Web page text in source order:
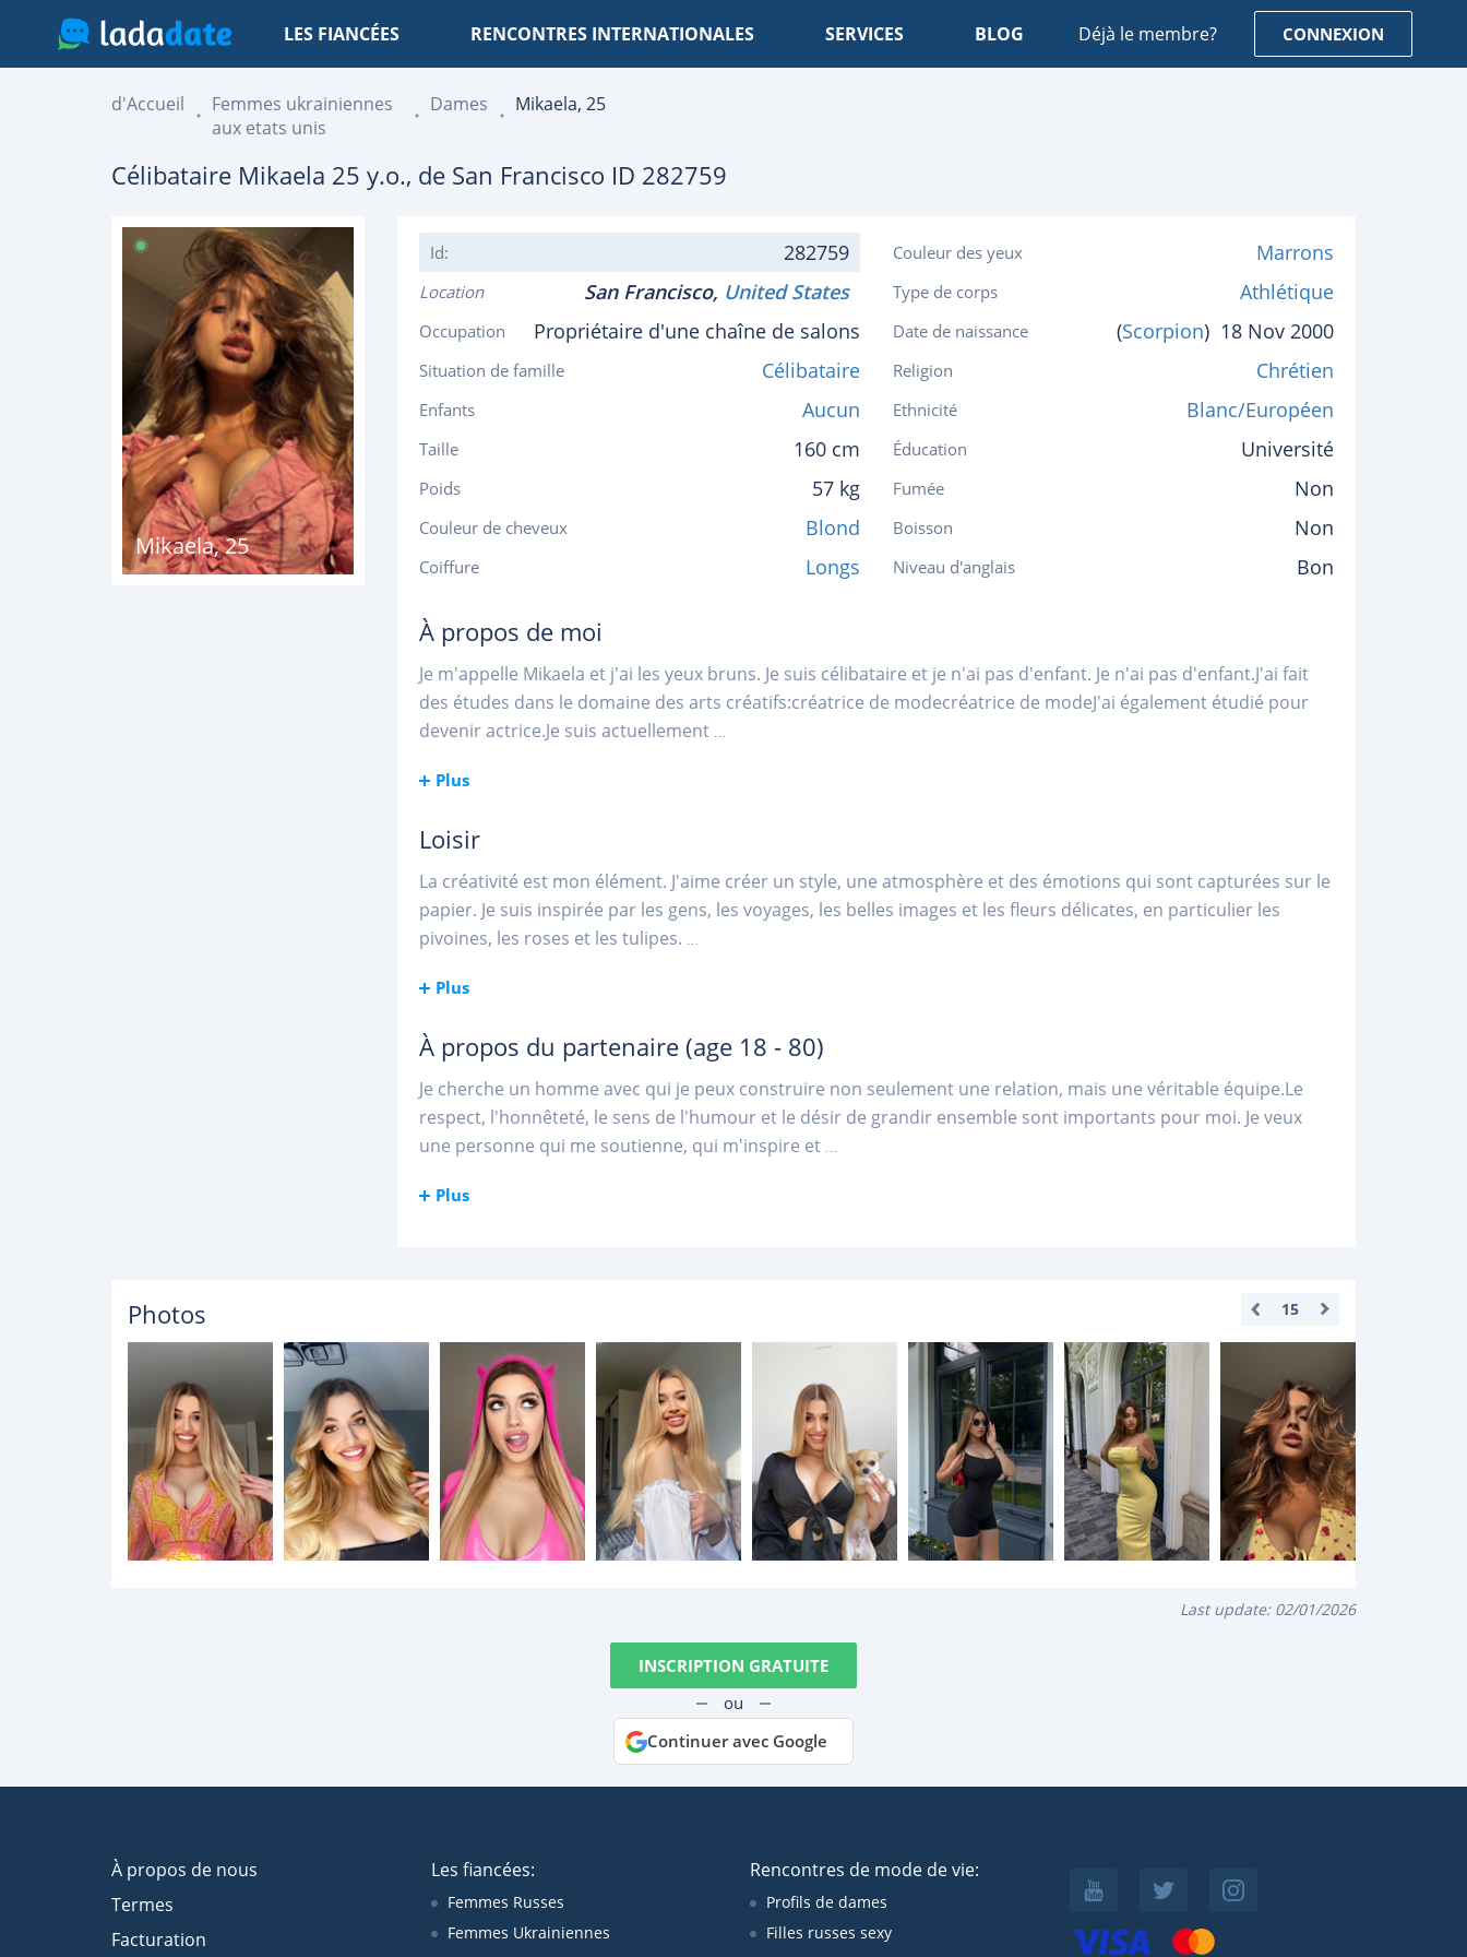
LES FIANCÉES RENCONTRES INTERNATIONALES SERVICES BLOG Déjà le membre? CONNEXION
d'Accueil
Femmes ukrainiennes
aux etats unis
Dames Mikaela, 25
Célibataire Mikaela 25 y.o., de San Francisco ID 282759
Mikaela,25
Id: 282759
Location San Francisco, United States
Occupation Propriétaire d'une chaîne de salons
Situation de famille Célibataire
Enfants Aucun
Taille 160 cm
Poids 57 kg
Couleur de cheveux Blond
Coiffure Longs
Couleur des yeux Marrons
Type de corps Athlétique
Date de naissance (Scorpion) 18 Nov 2000
Religion Chrétien
Ethnicité Blanc/Européen
Éducation Université
Fumée Non
Boisson Non
Niveau d'anglais Bon
À propos de moi
Je m'appelle Mikaela et j'ai les yeux bruns. Je suis célibataire et je n'ai pas d'enfant. Je n'ai pas d'enfant.J'ai fait
des études dans le domaine des arts créatifs:créatrice de modecréatrice de modeJ'ai également étudié pour
devenir actrice.Je suis actuellement...
Plus
Loisir
La créativité est mon élément. J'aime créer un style, une atmosphère et des émotions qui sont capturées sur le
papier. Je suis inspirée par les gens, les voyages, les belles images et les fleurs délicates, en particulier les
pivoines, les roses et les tulipes. ...
Plus
À propos du partenaire (age 18 - 80)
Je cherche un homme avec qui je peux construire non seulement une relation, mais une véritable équipe.Le
respect, l'honnêteté, le sens de l'humour et le désir de grandir ensemble sont importants pour moi. Je veux
une personne qui me soutienne, qui m'inspire et...
Plus
Photos 15
Last update: 02/01/2026
INSCRIPTION GRATUITE
ou
Continuer avec Google
À propos de nous
Termes
Facturation
Les fiancées:
Femmes Russes
Femmes Ukrainiennes
Rencontres de mode de vie:
Profils de dames
Filles russes sexy